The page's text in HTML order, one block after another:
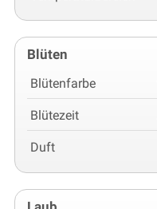
Blüten
Blütenfarbe
Blütezeit
Duft